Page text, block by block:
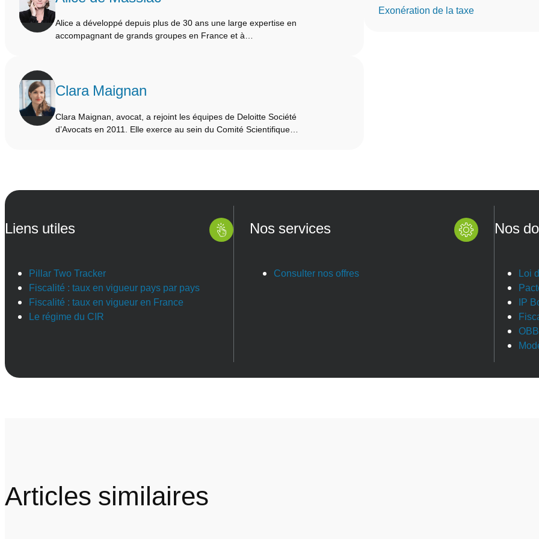
Alice a développé depuis plus de 30 ans une large expertise en
accompagnant de grands groupes en France et à…
Clara Maignan
Clara Maignan, avocat, a rejoint les équipes de Deloitte Société
d’Avocats en 2011. Elle exerce au sein du Comité Scientifique…
Exonération de la taxe
Liens utiles
Pillar Two Tracker
Fiscalité : taux en vigueur pays par pays
Fiscalité : taux en vigueur en France
Le régime du CIR
Nos services
Consulter nos offres
Nos
Loi
IP
Articles similaires